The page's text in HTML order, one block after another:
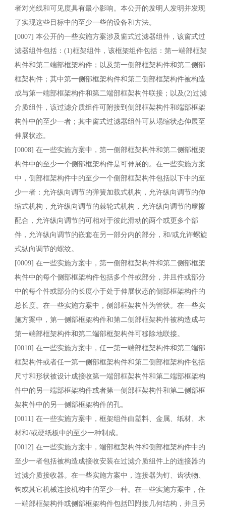
者对光线和可见度具有最小影响。本公开的发明人发明并发现
了实现这些目标中的至少一些的设备和方法。
[0007] 本公开的一些实施方案涉及窗式过滤器组件，该窗式过
滤器组件包括：(1)框架组件，该框架组件包括：第一端部框架
构件和第二端部框架构件；以及第一侧部框架构件和第二侧部
框架构件；其中第一侧部框架构件和第二侧部框架构件被构造
成与第一端部框架构件和第二端部框架构件联接；以及(2)过滤
介质组件，该过滤介质组件可附接到侧部框架构件和端部框架
构件中的至少一者；其中窗式过滤器组件可从塌缩状态伸展至
伸展状态。
[0008] 在一些实施方案中，第一侧部框架构件和第二侧部框架
构件中的至少一个侧部框架构件是可伸展的。在一些实施方案
中，侧部框架构件中的至少一个侧部框架构件包括以下中的至
少一者：允许纵向调节的弹簧加载式机构，允许纵向调节的伸
缩式机构，允许纵向调节的棘轮式机构，允许纵向调节的摩擦
配合，允许纵向调节的可相对于彼此滑动的两个或更多个部
件，允许纵向调节的嵌套在另一部分内的部分，和/或允许螺旋
式纵向调节的螺纹。
[0009] 在一些实施方案中，第一侧部框架构件和第二侧部框架
构件中的每个侧部框架构件包括多个件或部分，并且件或部分
中的每个件或部分的长度小于处于伸展状态的侧部框架构件的
总长度。在一些实施方案中，侧部框架构件为管状。在一些实
施方案中，第一侧部框架构件和第二侧部框架构件被构造成与
第一端部框架构件和第二端部框架构件可移除地联接。
[0010] 在一些实施方案中，任一第一端部框架构件和第二端部
框架构件或者任一第一侧部框架构件和第二侧部框架构件包括
尺寸和形状被设计成接收第一端部框架构件和第二端部框架构
件中的另一端部框架构件或者第一侧部框架构件和第二侧部框
架构件中的另一侧部框架构件的孔。
[0011] 在一些实施方案中，框架组件由塑料、金属、纸材、木
材和/或硬纸板中的至少一种制成。
[0012] 在一些实施方案中，端部框架构件和侧部框架构件中的
至少一者包括被构造成接收安装在过滤介质组件上的连接器的
过滤介质接收器。在一些实施方案中，连接器为钉、齿状物、
钩或其它机械连接机构中的至少一种。在一些实施方案中，任
一端部框架构件或侧部框架构件包括凹附接几何结构，并且另